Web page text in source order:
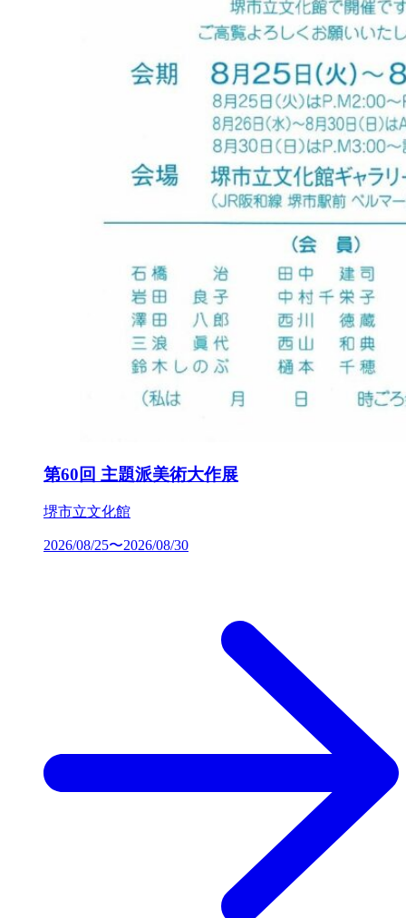
第60回 主題派美術大作展
堺市立文化館
2026/08/25〜2026/08/30